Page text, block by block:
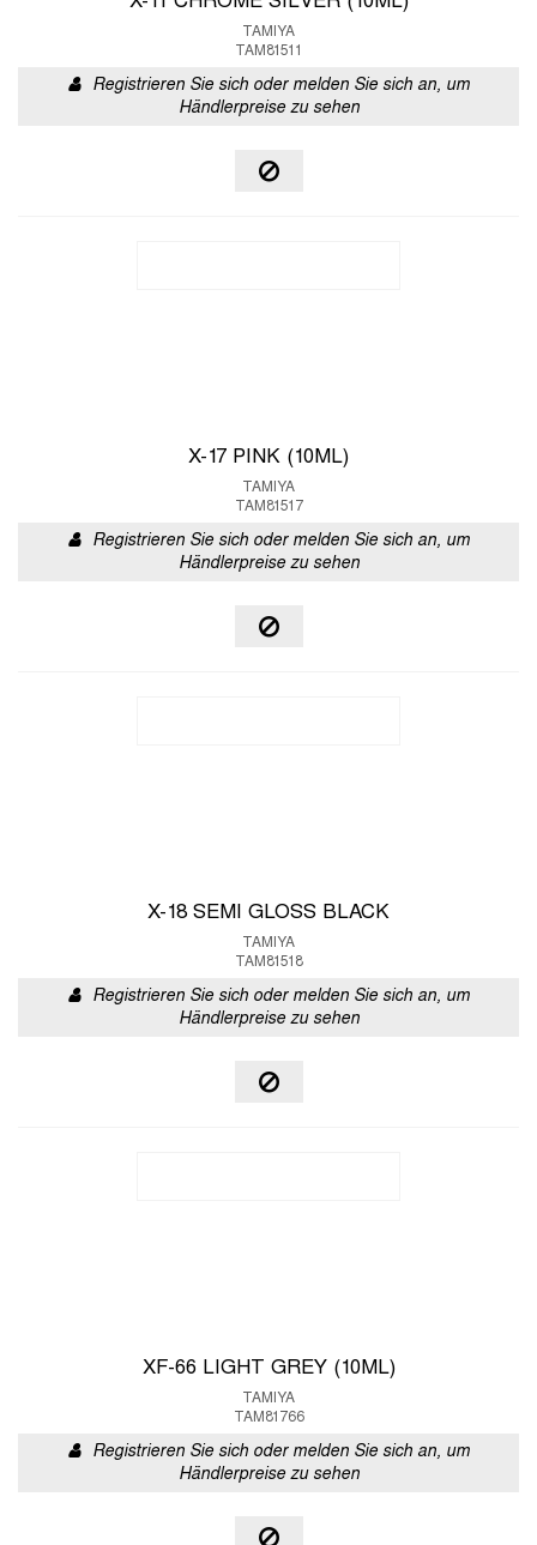
TAMIYA
TAM81511
Registrieren Sie sich oder melden Sie sich an, um
Händlerpreise zu sehen
X-17 PINK (10ML)
TAMIYA
TAM81517
Registrieren Sie sich oder melden Sie sich an, um
Händlerpreise zu sehen
X-18 SEMI GLOSS BLACK
TAMIYA
TAM81518
Registrieren Sie sich oder melden Sie sich an, um
Händlerpreise zu sehen
XF-66 LIGHT GREY (10ML)
TAMIYA
TAM81766
Registrieren Sie sich oder melden Sie sich an, um
Händlerpreise zu sehen